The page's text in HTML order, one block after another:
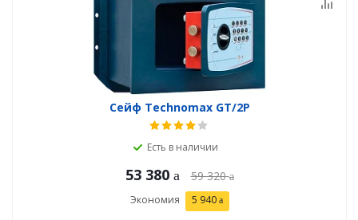
Сейф Technomax GT/2P
Есть в наличии
53 380 59 320
Экономия 5 940